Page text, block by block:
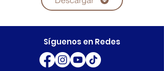
Síguenos en Redes